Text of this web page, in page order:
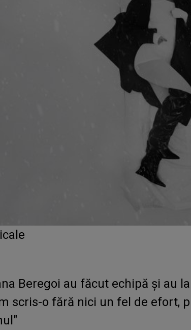
Beregoi au făcut echipă și au
scris-o fără nici un fel de efort,